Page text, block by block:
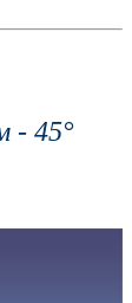
- 45°